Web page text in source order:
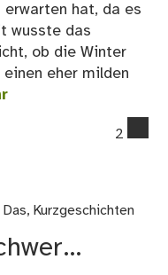
hat, da es
wusste das
ob die Winter
eher milden
2
Das, Kurzgeschichten